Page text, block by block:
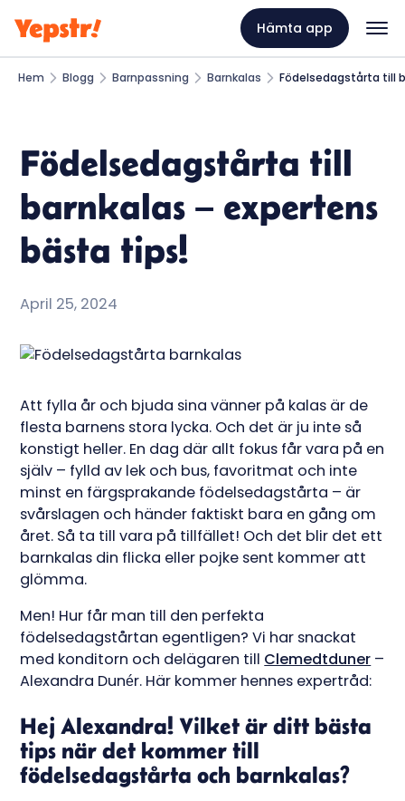
Hämta app
Hem Blogg Barnpassning Barnkalas Födelsedagstårta till
Födelsedagstårta till
barnkalas – expertens
bästa tips!
April 25, 2024
Att fylla år och bjuda sina vänner på kalas är de
flesta barnens stora lycka. Och det är ju inte så
konstigt heller. En dag där allt fokus får vara på en
själv – fylld av lek och bus, favoritmat och inte
minst en färgsprakande födelsedagstårta – är
svårslagen och händer faktiskt bara en gång om
året. Så ta till vara på tillfället! Och det blir det ett
barnkalas din flicka eller pojke sent kommer att
glömma.
Men! Hur får man till den perfekta
födelsedagstårtan egentligen? Vi har snackat
med konditorn och delägaren till Clemedtduner –
Alexandra Dunér. Här kommer hennes expertråd:
Hej Alexandra! Vilket är ditt bästa
tips när det kommer till
födelsedagstårta och barnkalas?